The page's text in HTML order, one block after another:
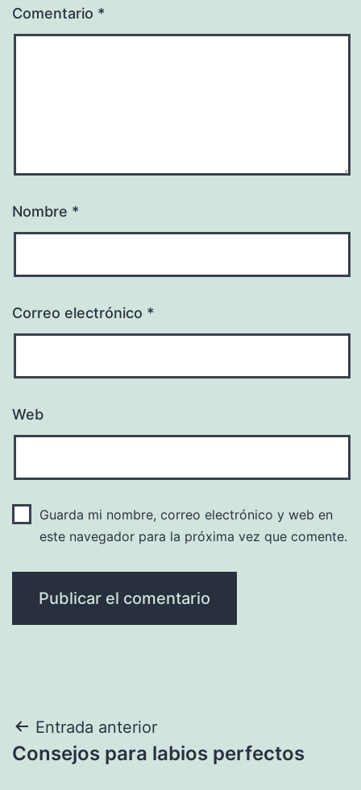
Comentario *
Nombre *
Correo electrónico *
Web
Guarda mi nombre, correo electrónico y web en
este navegador para la próxima vez que comente.
Navegación
de
Entrada anterior
Consejos para labios perfectos